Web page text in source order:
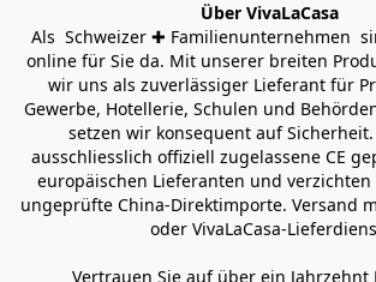
Über VivaLaCasa
Als  Schweizer ✚ Familienunternehmen
online für Sie da. Mit unserer breiten
wir uns als zuverlässiger Lieferant für
Gewerbe, Hotellerie, Schulen und
setzen wir konsequent auf
ausschliesslich offiziell zugelassene CE
europäischen Lieferanten und
ungeprüfte China-Direktimporte. Versand
oder VivaLaCasa-
Vertrauen Sie auf über ein Jahrzehnt